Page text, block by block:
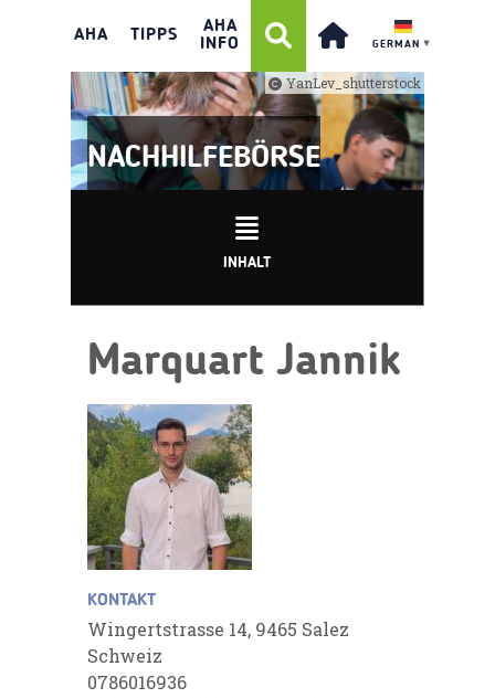
AHA TIPPS
AHA
INFO
GERMAN ▼
YanLev_shutterstock
NACHHILFEBÖRSE
INHALT
Marquart Jannik
KONTAKT
Wingertstrasse 14, 9465 Salez
Schweiz
0786016936